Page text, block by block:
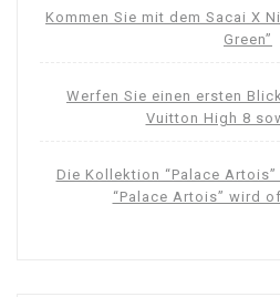
Kommen Sie mit dem Sacai X
Green”
Werfen Sie einen ersten
Vuitton High 8
Die Kollektion “Palace
“Palace Artois” wird